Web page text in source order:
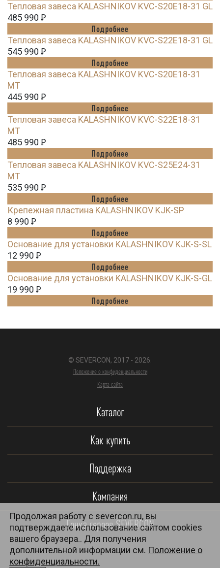
Тепловая завеса KALASHNIKOV KVC-S20E18-31 GL
485 990 Ꝑ
Подробнее
Тепловая завеса KALASHNIKOV KVC-S22E18-31 GL
545 990 Ꝑ
Подробнее
Тепловая завеса KALASHNIKOV KVC-S20E18-31
MT
445 990 Ꝑ
Подробнее
Тепловая завеса KALASHNIKOV KVC-S22E18-31
MT
485 990 Ꝑ
Подробнее
Тепловая завеса KALASHNIKOV KVC-S25E24-31
MT
535 990 Ꝑ
Подробнее
Крепежная пластина KALASHNIKOV KJK-SP
8 990 Ꝑ
Подробнее
Основание для установки KALASHNIKOV KJK-S-SL
12 990 Ꝑ
Подробнее
Основание для установки KALASHNIKOV KJK-S-GL
19 990 Ꝑ
Подробнее
© SEVERCON, 2017 - 2026.
Положение о конфиденциальности
Карта сайта
Каталог
Как купить
Поддержка
Компания
Гонка героев SEVERCON
Продолжая работу с severcon.ru, вы
подтверждаете использование сайтом cookies
вашего браузера.. Для получения
дополнительной информации см. Положение о
конфиденциальности.